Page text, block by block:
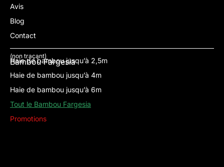
Avis
Blog
Contact
Bambou Fargesia
(non traçant)
Haie de bambou jusqu’à 2,5m
Haie de bambou jusqu’à 4m
Haie de bambou jusqu’à 6m
Tout le Bambou Fargesia
Promotions